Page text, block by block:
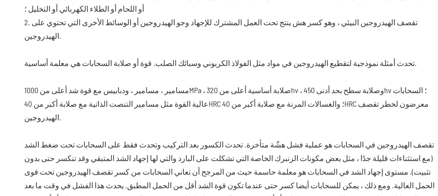
أو اللحام أو الطلاء الكهربائي أو التخليل ؛
2. تقصف الهيدروجين البيئي ، وهو كسر هش ينتج تحت العمل المشترك للإجهاد وجو الهيدروجين أو الوسائط الأخرى التي تحتوي على
الهيدروجين.
تحدث أمثلة نموذجية لتقطيع الهيدروجين في مواد مثل الفولاذ الكربوني وسبائك الصلب. قوة أو صلابة السحابات هي معلمة أساسية.
مسامير ، مسامير ، ودبابيس مع قوة شد أعلى من 1000MPa ، صلابة أساسية أعلى من 320hv ، وصلابة سطح بحد أدنى 450hv ؛ السحابات
عالية القوة مثل مسامير التنصت الذاتية مع صلابة أكبر من 40HRC ؛ والغسالات المرنة مع صلابة أكبر من 40HRC معرضون لخطر تقصف
الهيدروجين.
تقصف الهيدروجين في السحابات هو عملية فشل هشّة متأخرة. تحدث الكسور بعد التركيب وتحدث فقط على السحابات تحت ضغط الشد
(مع استثناءات قليلة جدًا ، مثل بعض مكونات الزنبرك الخاصة التي تشكلت على البارد والتي لها إجهاد الشد المتبقي وقد تنكسر حتى بدون
تثبيت). مستوى إجهاد الشد في السحابات هو معلمة حاسمة حيث من المرجح أن تعاني السحابات من كسر تقصف الهيدروجين تحت قوى
الحمل العالية. ومع ذلك ، يمكن للسحابات أيضا كسر حتى عندما تكون قوة الشد أقل من الحمل المطبق. يحدث هذا الفشل في وقت ما بعد